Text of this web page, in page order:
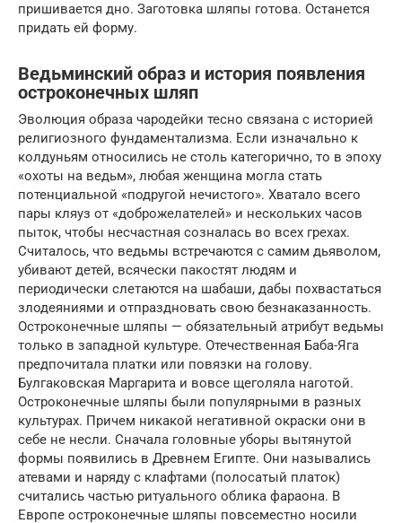
пришивается дно. Заготовка шляпы готова. Останется
придать ей форму.
Ведьминский образ и история появления
остроконечных шляп
Эволюция образа чародейки тесно связана с историей
религиозного фундаментализма. Если изначально к
колдуньям относились не столь категорично, то в эпоху
«охоты на ведьм», любая женщина могла стать
потенциальной «подругой нечистого». Хватало всего
пары кляуз от «доброжелателей» и нескольких часов
пыток, чтобы несчастная созналась во всех грехах.
Считалось, что ведьмы встречаются с самим дьяволом,
убивают детей, всячески пакостят людям и
периодически слетаются на шабаши, дабы похвастаться
злодеяниями и отпраздновать свою безнаказанность.
Остроконечные шляпы — обязательный атрибут ведьмы
только в западной культуре. Отечественная Баба-Яга
предпочитала платки или повязки на голову.
Булгаковская Маргарита и вовсе щеголяла наготой.
Остроконечные шляпы были популярными в разных
культурах. Причем никакой негативной окраски они в
себе не несли. Сначала головные уборы вытянутой
формы появились в Древнем Египте. Они назывались
атевами и наряду с клафтами (полосатый платок)
считались частью ритуального облика фараона. В
Европе остроконечные шляпы повсеместно носили